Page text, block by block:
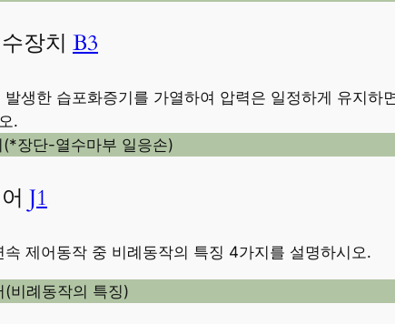
장치 B3
발생한 습포화증기를 가열하여 압력은 일정하게 유지
.
장단-열수마부 일응손)
J1
속 제어동작 중 비례동작의 특징 4가지를 설명하시오.
(비례동작의 특징)